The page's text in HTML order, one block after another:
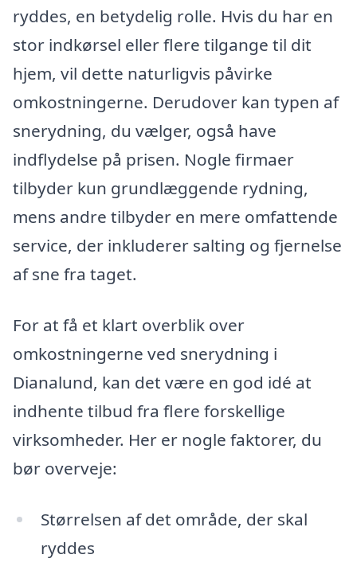
ryddes, en betydelig rolle. Hvis du har en
stor indkørsel eller flere tilgange til dit
hjem, vil dette naturligvis påvirke
omkostningerne. Derudover kan typen af
snerydning, du vælger, også have
indflydelse på prisen. Nogle firmaer
tilbyder kun grundlæggende rydning,
mens andre tilbyder en mere omfattende
service, der inkluderer salting og fjernelse
af sne fra taget.
For at få et klart overblik over
omkostningerne ved snerydning i
Dianalund, kan det være en god idé at
indhente tilbud fra flere forskellige
virksomheder. Her er nogle faktorer, du
bør overveje:
Størrelsen af det område, der skal
ryddes